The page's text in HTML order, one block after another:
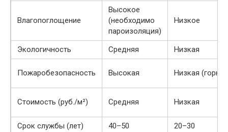
Влагопоглощение
Высокое
(необходимо
пароизоляция)
Низкое
Экологичность Средняя Низкая
Пожаробезопасность Высокая Низкая (горюч)
Стоимость (руб./м²) Средняя Низкая
Срок службы (лет) 40–50 20–30